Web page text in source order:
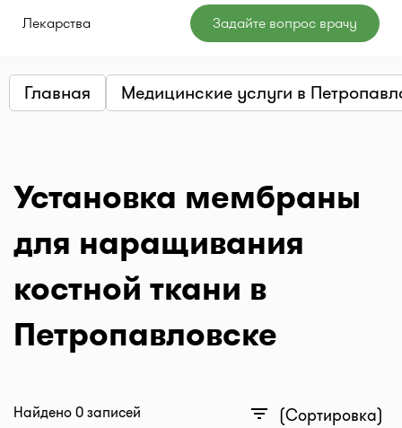
Лекарства Задайте вопрос врачу
Главная Медицинские услуги в
Установка мембраны
для наращивания
костной ткани в
Петропавловске
Найдено 0 записей filter_list (Сортировка)